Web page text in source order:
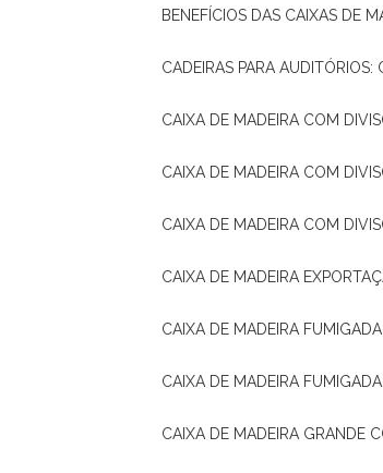
BENEFÍCIOS DAS CAIXAS DE
CADEIRAS PARA
CAIXA DE MADEIRA COM
CAIXA DE MADEIRA COM
CAIXA DE MADEIRA COM
CAIXA DE MADEIRA
CAIXA DE MADEIRA
CAIXA DE MADEIRA
CAIXA DE MADEIRA GRANDE